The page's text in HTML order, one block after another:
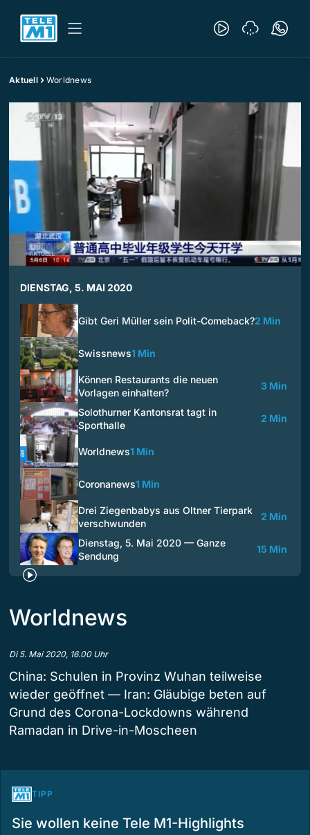
Aktuell Worldnews
DIENSTAG, 5. MAI 2020
Gibt Geri Müller sein Polit-Comeback?2 Min
Swissnews1 Min
Können Restaurants die neuen
Vorlagen einhalten?
3 Min
Solothurner Kantonsrat tagt in
Sporthalle
2 Min
Worldnews1 Min
Coronanews1 Min
Drei Ziegenbabys aus Oltner Tierpark
verschwunden
2 Min
Dienstag, 5. Mai 2020 — Ganze
Sendung
15 Min
Worldnews
Di 5. Mai 2020, 16.00 Uhr
China: Schulen in Provinz Wuhan teilweise
wieder geöffnet — Iran: Gläubige beten auf
Grund des Corona-Lockdowns während
Ramadan in Drive-in-Moscheen
TIPP
Sie wollen keine Tele M1-Highlights